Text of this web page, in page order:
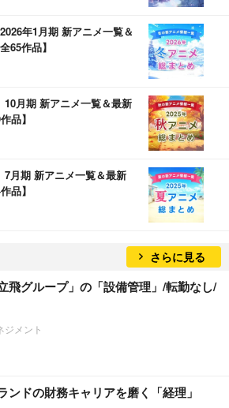
年1月期 新アニメ一覧＆
65作品】
10月期 新アニメ一覧＆最新
品】
7月期 新アニメ一覧＆最新
品】
さらに見る
飛グループ」の「設備管理」/転勤なし/
ジメント
ンドの財務キャリアを磨く「経理」